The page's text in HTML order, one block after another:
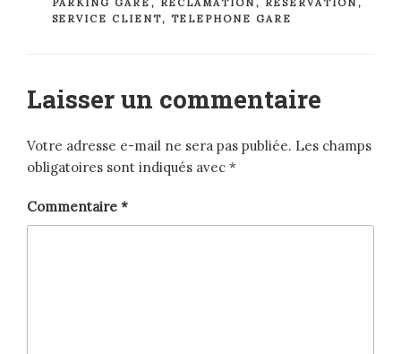
PARKING GARE , RÉCLAMATION , RÉSERVATION ,
SERVICE CLIENT, TELEPHONE GARE
Laisser un commentaire
Votre adresse e-mail ne sera pas publiée. Les champs
obligatoires sont indiqués avec *
Commentaire *